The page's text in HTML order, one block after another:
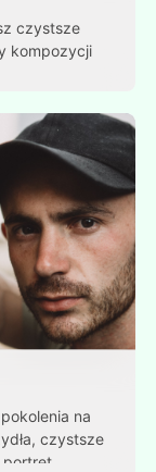
czystsze
kompozycji
na
czystsze